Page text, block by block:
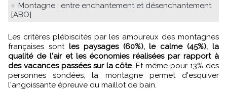
Montagne : entre enchantement et désenchantement
[ABO]
Les critères plébiscités par les amoureux des montagnes
françaises sont les paysages (60%), le calme (45%), la
qualité de l'air et les économies réalisées par rapport à
des vacances passées sur la côte. Et même pour 13% des
personnes sondées, la montagne permet d'esquiver
l'angoissante épreuve du maillot de bain.